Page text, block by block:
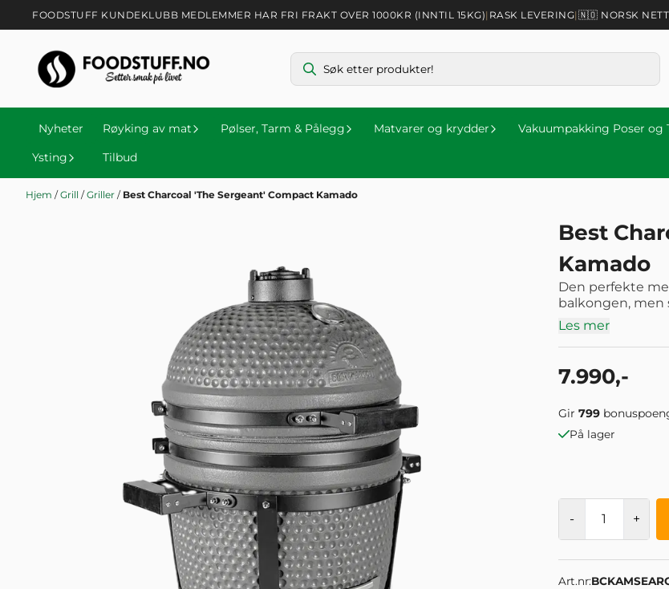
Hopp til innhold
FOODSTUFF KUNDEKLUBB MEDLEMMER HAR FRI FRAKT OVER 1000KR (INNTIL 15KG)| RASK LEVERING| 🇳🇴 NORSK
Nyheter Røyking av mat Pølser, Tarm & Pålegg Matvarer og krydder Vakuumpakking Poser og
Ysting
Tilbud
Hjem /Grill /Griller / Best Charcoal 'The Sergeant' Compact Kamado
Best
Kamado
Den perfekte
balkongen, men
Les mer
7.990,-
Gir 799
På lager
- +
Art.nr: